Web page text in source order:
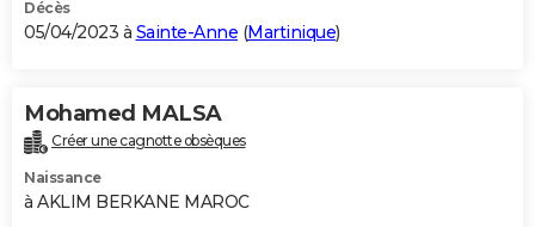
Décès
05/04/2023 à Sainte-Anne (Martinique)
Mohamed MALSA
Créer une cagnotte obsèques
Naissance
à AKLIM BERKANE MAROC